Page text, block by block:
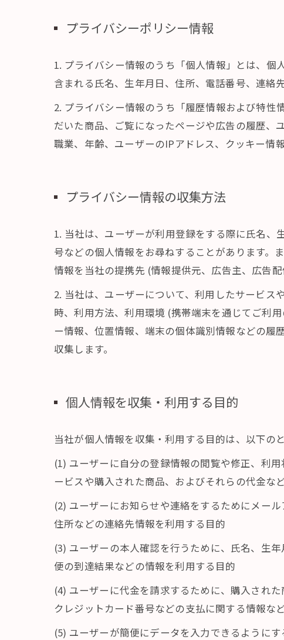
プライバシーポリシー情報
1. プライバシー情報のうち「個人情報」とは、
含まれる氏名、生年月日、住所、電話番号、連絡
2. プライバシー情報のうち「履歴情報および特
だいた商品、ご覧になったページや広告の履歴、
職業、年齢、ユーザーのIPアドレス、クッキー情
プライバシー情報の収集方法
1. 当社は、ユーザーが利用登録をする際に氏名
号などの個人情報をお尋ねすることがあります。
情報を当社の提携先 (情報提供元、広告主、広告
2. 当社は、ユーザーについて、利用したサービス
時、利用方法、利用環境 (携帯端末を通じてご利
ー情報、位置情報、端末の個体識別情報などの
収集します。
個人情報を収集・利用する目的
当社が個人情報を収集・利用する目的は、以下のと
(1) ユーザーに自分の登録情報の閲覧や修正、利
ービスや購入された商品、およびそれらの代金な
(2) ユーザーにお知らせや連絡をするためにメー
住所などの連絡先情報を利用する目的
(3) ユーザーの本人確認を行うために、氏名、生
便の到達結果などの情報を利用する目的
(4) ユーザーに代金を請求するために、購入され
クレジットカード番号などの支払に関する情報な
(5) ユーザーが簡便にデータを入力できるように